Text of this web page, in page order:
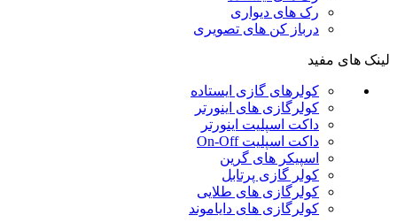
رک های دیواری
درباز کن های تصویری
لینک های مفید
کولرهای گازی ایستاده
کولرگازی های اینورتر
داکت اسپلیت اینورتر
داکت اسپلیت On-Off
اسپیکر های گرین
کولر گازی پرتابل
کولرگازی های طلایی
کولرگازی های دایاموند